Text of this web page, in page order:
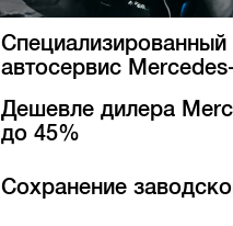
Специализированный
автосервис
Дешевле дилера
до 45%
Сохранение